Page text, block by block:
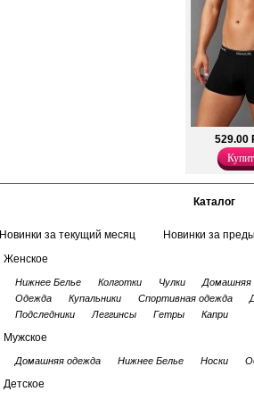
529.00
Каталог
Новинки за текущий месяц Новинки за
Женское
Нижнее Белье Колготки Чулки Домашняя
Одежда
Купальники Спортивная одежда
Подследники
Леггинсы Гетры Капри
Мужское
Домашняя одежда Нижнее Белье Носки
Детское